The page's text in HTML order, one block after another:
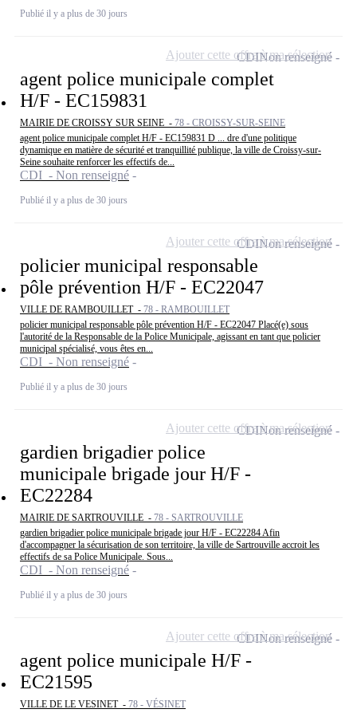
Publié il y a plus de 30 jours
agent police municipale complet
H/F - EC159831
MAIRIE DE CROISSY SUR SEINE - 78 - CROISSY-SUR-SEINE
agent police municipale complet H/F - EC159831 D ... dre d'une politique
dynamique en matière de sécurité et tranquillité publique, la ville de Croissy-sur-
Seine souhaite renforcer les effectifs de...
CDI - Non renseigné
Publié il y a plus de 30 jours
CDINon renseigné
Ajouter cette offre à ma sélection
policier municipal responsable
pôle prévention H/F - EC22047
VILLE DE RAMBOUILLET - 78 - RAMBOUILLET
policier municipal responsable pôle prévention H/F - EC22047 Placé(e) sous
l'autorité de la Responsable de la Police Municipale, agissant en tant que policier
municipal spécialisé, vous êtes en...
CDI - Non renseigné
Publié il y a plus de 30 jours
CDINon renseigné
Ajouter cette offre à ma sélection
gardien brigadier police
municipale brigade jour H/F -
EC22284
MAIRIE DE SARTROUVILLE - 78 - SARTROUVILLE
gardien brigadier police municipale brigade jour H/F - EC22284 Afin
d'accompagner la sécurisation de son territoire, la ville de Sartrouville accroit les
effectifs de sa Police Municipale. Sous...
CDI - Non renseigné
Publié il y a plus de 30 jours
CDINon renseigné
Ajouter cette offre à ma sélection
agent police municipale H/F -
EC21595
VILLE DE LE VESINET - 78 - VÉSINET
CDINon renseigné
Ajouter cette offre à ma sélection